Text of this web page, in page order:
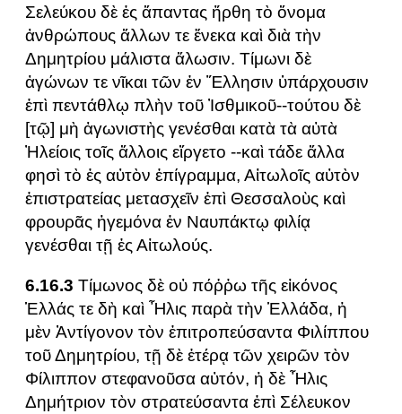
Σελεύκου δὲ ἐς ἅπαντας ἤρθη τὸ ὄνομα
ἀνθρώπους ἄλλων τε ἕνεκα καὶ διὰ τὴν
Δημητρίου μάλιστα ἅλωσιν. Τίμωνι δὲ
ἀγώνων τε νῖκαι τῶν ἐν Ἕλλησιν ὑπάρχουσιν
ἐπὶ πεντάθλῳ πλὴν τοῦ Ἰσθμικοῦ--τούτου δὲ
[τῷ] μὴ ἀγωνιστὴς γενέσθαι κατὰ τὰ αὐτὰ
Ἠλείοις τοῖς ἄλλοις εἴργετο --καὶ τάδε ἄλλα
φησὶ τὸ ἐς αὐτὸν ἐπίγραμμα, Αἰτωλοῖς αὐτὸν
ἐπιστρατείας μετασχεῖν ἐπὶ Θεσσαλοὺς καὶ
φρουρᾶς ἡγεμόνα ἐν Ναυπάκτῳ φιλίᾳ
γενέσθαι τῇ ἐς Αἰτωλούς.
6.16.3 Τίμωνος δὲ οὐ πόῤῥω τῆς εἰκόνος
Ἑλλάς τε δὴ καὶ Ἦλις παρὰ τὴν Ἑλλάδα, ἡ
μὲν Ἀντίγονον τὸν ἐπιτροπεύσαντα Φιλίππου
τοῦ Δημητρίου, τῇ δὲ ἑτέρᾳ τῶν χειρῶν τὸν
Φίλιππον στεφανοῦσα αὐτόν, ἡ δὲ Ἦλις
Δημήτριον τὸν στρατεύσαντα ἐπὶ Σέλευκον